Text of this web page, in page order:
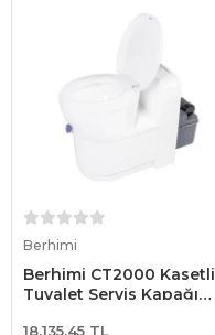
Berhimi
Berhimi CT2000 Kasetli
Tuvalet Servis Kapağı
18.135,45 TL